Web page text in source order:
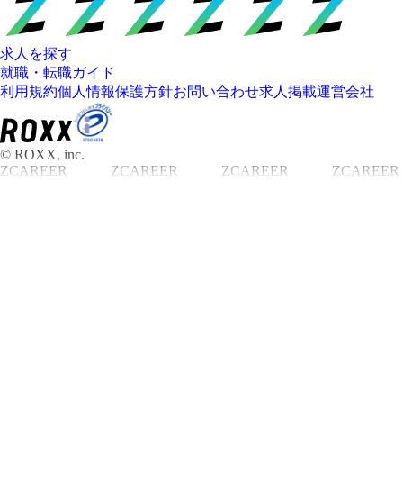
求人を探す
就職・転職ガイド
利用規約個人情報保護方針お問い合わせ求人掲載運営会社
© ROXX, inc.
ZCAREER
ZCAREER ZCAREER ZCAREER